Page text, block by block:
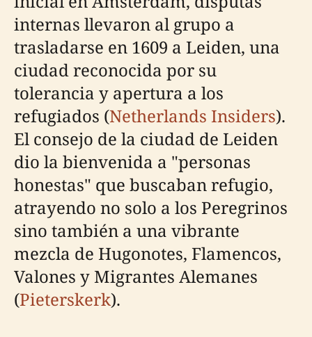
internas llevaron al grupo a
trasladarse en 1609 a Leiden, una
ciudad reconocida por su
tolerancia y apertura a los
refugiados (Netherlands Insiders).
El consejo de la ciudad de Leiden
dio la bienvenida a "personas
honestas" que buscaban refugio,
atrayendo no solo a los Peregrinos
sino también a una vibrante
mezcla de Hugonotes, Flamencos,
Valones y Migrantes Alemanes
(Pieterskerk).